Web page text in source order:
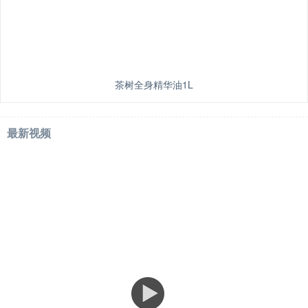
茶树全身精华油1L
最新视频